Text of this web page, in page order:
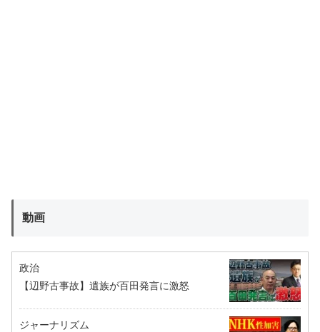
動画
政治
【辺野古事故】遺族が百田発言に激怒
ジャーナリズム